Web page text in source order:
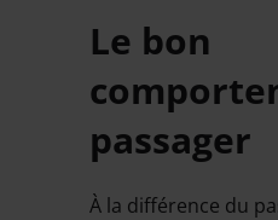
Le bon
passager
À la différence du